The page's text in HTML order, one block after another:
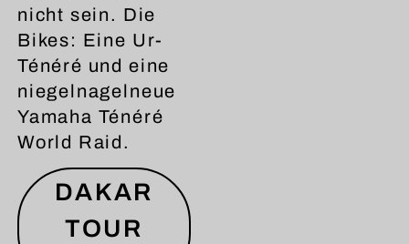
nicht sein. Die
Bikes: Eine Ur-
Ténéré und eine
niegelnagelneue
Yamaha Ténéré
World Raid.
DAKAR
TOUR